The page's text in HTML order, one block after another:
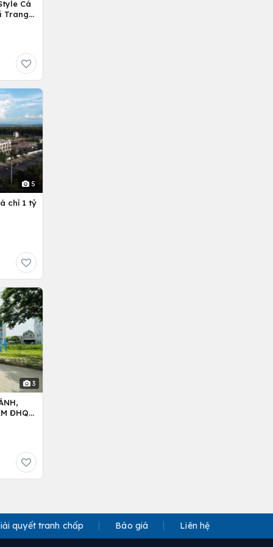
Cá
Trang
5
chỉ 1 tỷ
3
ĐHQG
quyết tranh chấp Báo giá Liên hệ